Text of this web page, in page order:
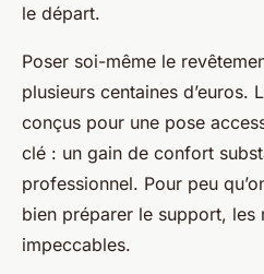
le départ.
Poser soi-même le
plusieurs centaines d’euros.
conçus pour une pose
clé : un gain de confort
professionnel. Pour peu
bien préparer le support, les
impeccables.